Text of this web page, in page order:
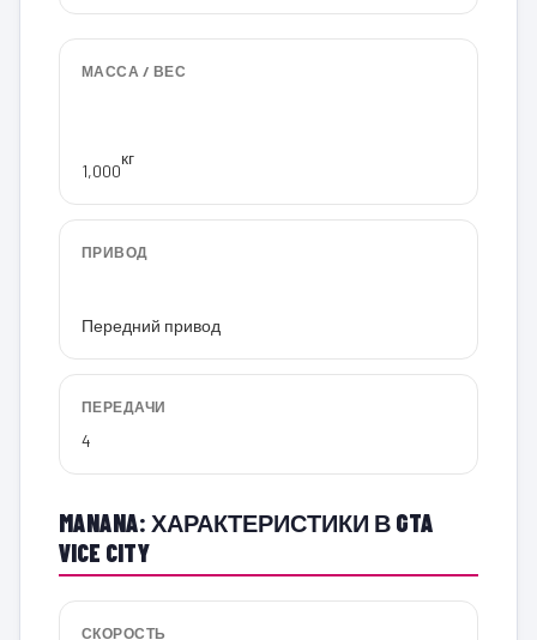
МАССА / ВЕС
1,000
кг
ПРИВОД
Передний привод
ПЕРЕДАЧИ
4
MANANA: ХАРАКТЕРИСТИКИ В GTA
VICE CITY
СКОРОСТЬ